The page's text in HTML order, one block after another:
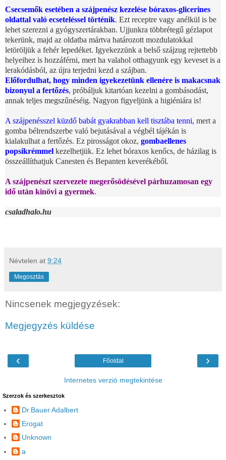
Csecsemők esetében a szájpenész kezelése bóraxos-glicerines
oldattal való ecseteléssel történik. Ezt receptre vagy anélkül is be
lehet szerezni a gyógyszertárakban. Ujjunkra többrétegű gézlapot
tekerünk, majd az oldatba mártva határozott mozdulatokkal
letöröljük a fehér lepedéket. Igyekezzünk a belső szájzug rejtettebb
helyeihez is hozzáférni, mert ha valahol otthagyunk egy keveset is a
lerakódásból, az újra terjedni kezd a szájban.
Előfordulhat, hogy minden igyekezetünk ellenére is makacsnak
bizonyul a fertőzés, próbáljuk kitartóan kezelni a gombásodást,
annak teljes megszűnéséig. Nagyon figyeljünk a higiéniára is!
A szájpenésszel küzdő babát gyakrabban kell tisztába tenni, mert a
gomba bélrendszerbe való bejutásával a végbél tájékán is
kialakulhat a fertőzés. Ez pirosságot okoz, gombaellenes
popsikrémmel kezelhetjük. Ez lehet bóraxos kenőcs, de házilag is
összeállíthatjuk Canesten és Bepanten keverékéből.
A szájpenészt szervezete megerősödésével párhuzamosan egy
idő után kinövi a gyermek.
csaladhalo.hu
Névtelen at 9:24
Megosztás
Nincsenek megjegyzések:
Megjegyzés küldése
‹ ›
Főoldal
Internetes verzió megtekintése
Szerzok és szerkesztok
Dr.Bauer Adalbert
Erogat
Unknown
a